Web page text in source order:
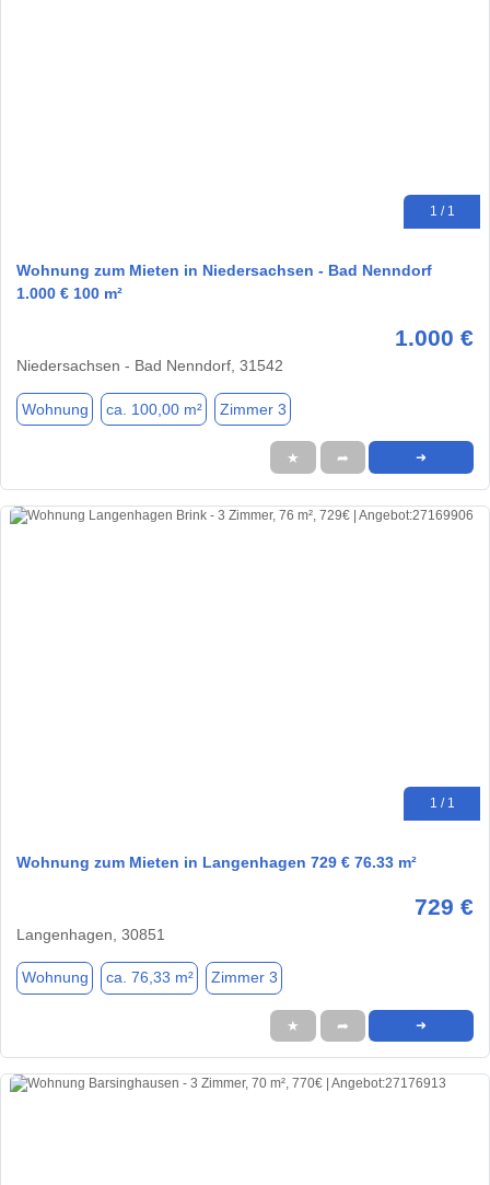
1 / 1
Wohnung zum Mieten in Niedersachsen - Bad Nenndorf
1.000 € 100 m²
1.000 €
Niedersachsen - Bad Nenndorf, 31542
Wohnung ca. 100,00 m² Zimmer 3
★ ➦ ➜
1 / 1
Wohnung zum Mieten in Langenhagen 729 € 76.33 m²
729 €
Langenhagen, 30851
Wohnung ca. 76,33 m² Zimmer 3
★ ➦ ➜